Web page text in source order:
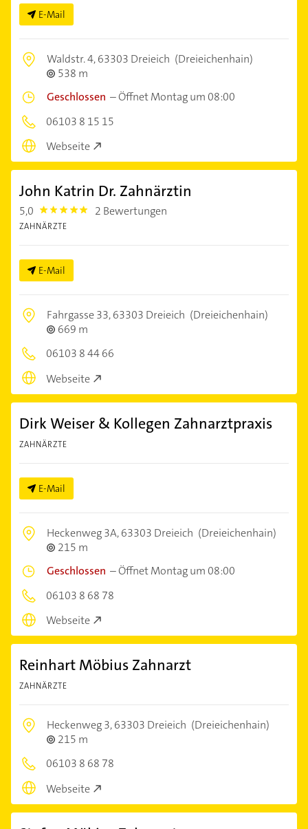
E-Mail
Waldstr. 4,63303 Dreieich (Dreieichenhain)
538 m
Geschlossen –Öffnet Montag um 08:00
06103 8 15 15
Webseite
John Katrin Dr. Zahnärztin
5,0 5.0 2 Bewertungen
ZAHNÄRZTE
E-Mail
Fahrgasse 33,63303 Dreieich (Dreieichenhain)
669 m
06103 8 44 66
Webseite
Dirk Weiser & Kollegen Zahnarztpraxis
ZAHNÄRZTE
E-Mail
Heckenweg 3A,63303 Dreieich (Dreieichenhain)
215 m
Geschlossen –Öffnet Montag um 08:00
06103 8 68 78
Webseite
Reinhart Möbius Zahnarzt
ZAHNÄRZTE
Heckenweg 3,63303 Dreieich (Dreieichenhain)
215 m
06103 8 68 78
Webseite